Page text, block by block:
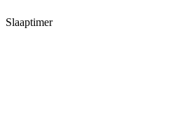
Slaaptimer